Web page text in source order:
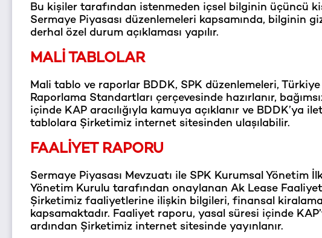
Bu kişiler tarafından istenmeden içsel bilginin üçüncü
Sermaye Piyasası düzenlemeleri kapsamında, bilginin
derhal özel durum açıklaması yapılır.
MALİ TABLOLAR
Mali tablo ve raporlar BDDK, SPK düzenlemeleri,
Raporlama Standartları çerçevesinde hazırlanır,
içinde KAP aracılığıyla kamuya açıklanır ve BDDK’ya
tablolara Şirketimiz internet sitesinden ulaşılabilir.
FAALİYET RAPORU
Sermaye Piyasası Mevzuatı ile SPK Kurumsal Yönetim
Yönetim Kurulu tarafından onaylanan Ak Lease
Şirketimiz faaliyetlerine ilişkin bilgileri, finansal
kapsamaktadır. Faaliyet raporu, yasal süresi içinde
ardından Şirketimiz internet sitesinde yayınlanır.